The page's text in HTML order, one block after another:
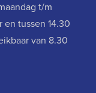
t/m
tussen 14.30
van 8.30